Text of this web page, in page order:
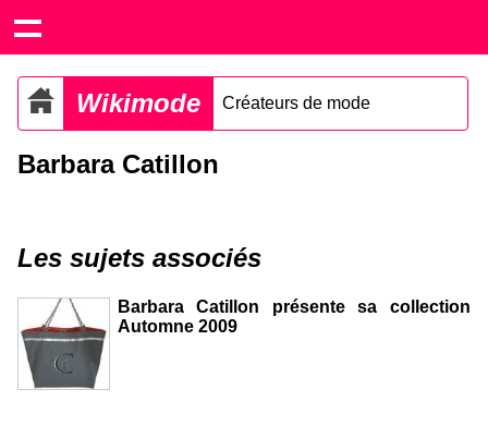
Wikimode Créateurs de mode
Barbara Catillon
Les sujets associés
Barbara Catillon présente sa collection
Automne 2009